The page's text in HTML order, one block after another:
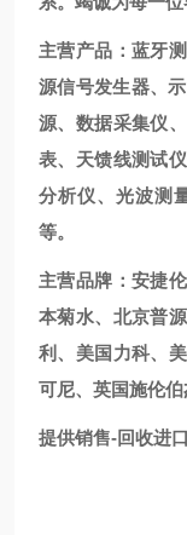
主营产品：蓝牙
源信号发生器、
源、数据采集仪
表、天馈线测试
分析仪、光波测
等。
主营品牌：安捷
本菊水、北京普
利、美国力科、
可尼、英国施伦
提供销售-回收进